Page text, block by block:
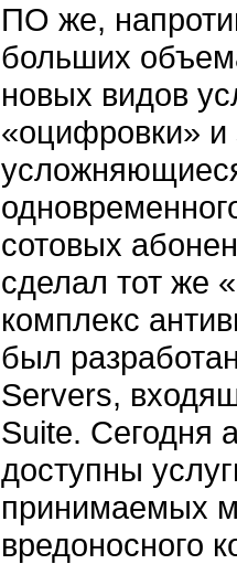
ПО же,
больших
новых видов
«оцифровки»
сотовых
сделал тот же
комплекс
был
Servers,
Suite. Сегодня
доступны
принимаемых
вредоносного